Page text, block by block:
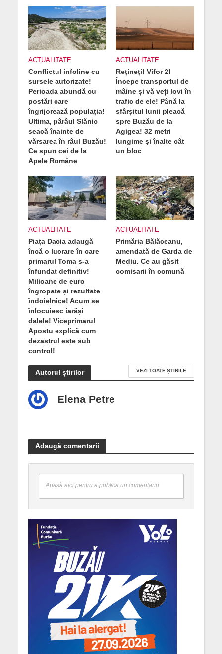
ACTUALITATE
Conflictul infoline cu
sursele autorizate!
Perioada abundă cu
postări care
îngrijorează populația!
Ultima, pârâul Slănic
seacă înainte de
vărsarea în râul Buzău!
Ce spun cei de la
Apele Române
ACTUALITATE
Rețineți! Vifor 2!
Începe transportul de
mâine și vă veți lovi în
trafic de ele! Până la
sfârșitul lunii pleacă
spre Buzău de la
Agigea! 32 metri
lungime și înalte cât
un bloc
ACTUALITATE
Piața Dacia adaugă
încă o lucrare în care
primarul Toma s-a
înfundat definitiv!
Milioane de euro
îngropate și rezultate
îndoielnice! Acum se
înlocuiesc iarăși
dalele! Viceprimarul
Apostu explică cum
dezastrul este sub
control!
ACTUALITATE
Primăria Bălăceanu,
amendată de Garda de
Mediu. Ce au găsit
comisarii în comună
Autorul știrilor VEZI TOATE ȘTIRILE
Elena Petre
Adaugă comentarii
Apasă aici pentru a publica un comentariu